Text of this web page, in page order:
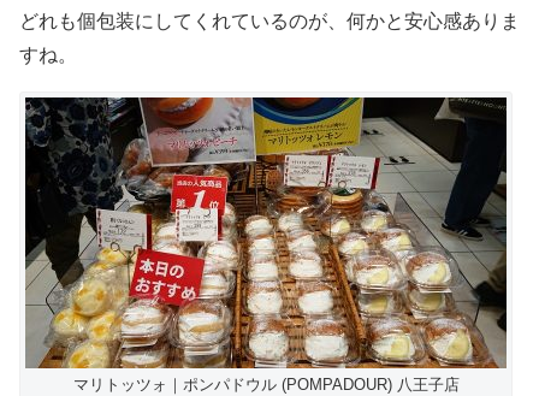
どれも個包装にしてくれているのが、何かと安心感ありま
すね。
マリトッツォ｜ポンパドウル (POMPADOUR) 八王子店